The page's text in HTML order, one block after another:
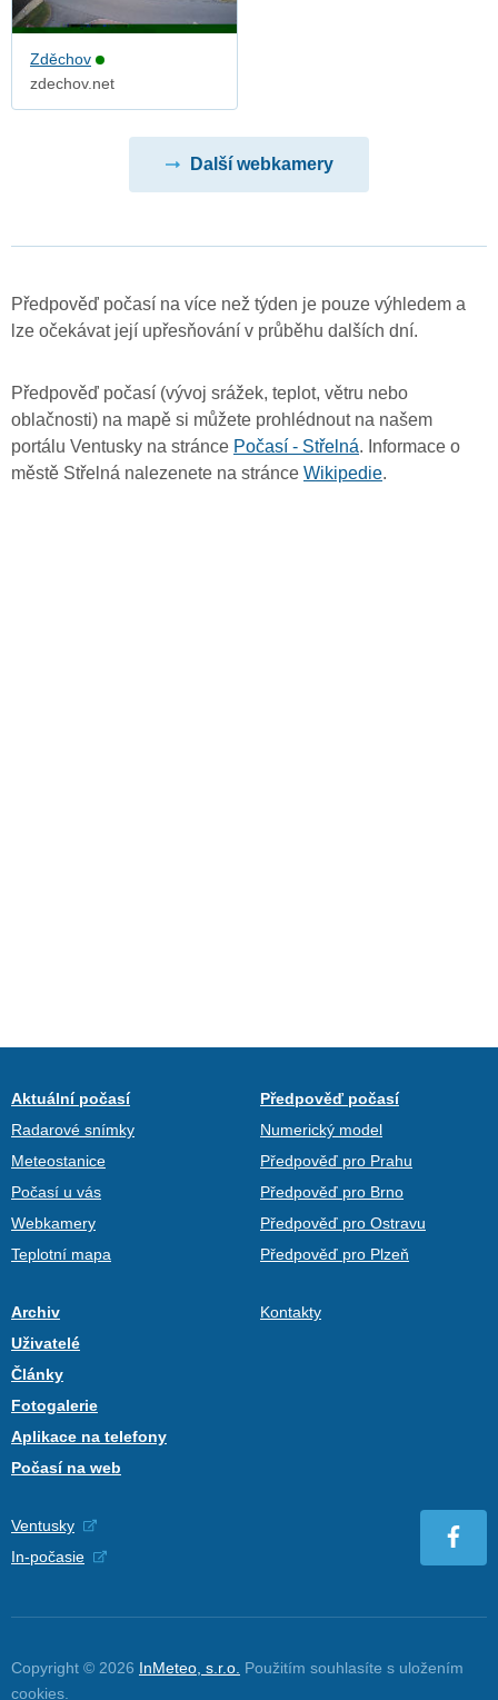
Zděchov
zdechov.net
Další webkamery
Předpověď počasí na více než týden je pouze výhledem a
lze očekávat její upřesňování v průběhu dalších dní.
Předpověď počasí (vývoj srážek, teplot, větru nebo
oblačnosti) na mapě si můžete prohlédnout na našem
portálu Ventusky na stránce Počasí - Střelná. Informace o
městě Střelná nalezenete na stránce Wikipedie.
Aktuální počasí
Radarové snímky
Meteostanice
Počasí u vás
Webkamery
Teplotní mapa
Předpověď počasí
Numerický model
Předpověď pro Prahu
Předpověď pro Brno
Předpověď pro Ostravu
Předpověď pro Plzeň
Archiv
Uživatelé
Články
Fotogalerie
Aplikace na telefony
Počasí na web
Kontakty
Ventusky
In-počasie
Copyright © 2026 InMeteo, s.r.o. Použitím souhlasíte s uložením
cookies